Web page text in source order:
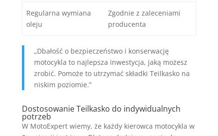
Regularna wymiana
oleju
Zgodnie z zaleceniami
producenta
„Dbałość o bezpieczeństwo i konserwację
motocykla to najlepsza inwestycja, jaką możesz
zrobić. Pomoże to utrzymać składki Teilkasko na
niskim poziomie.”
Dostosowanie Teilkasko do indywidualnych
potrzeb
W MotoExpert wiemy, że każdy kierowca motocykla w